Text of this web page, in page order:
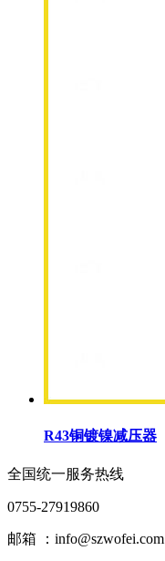
R43铜镀镍减压器
全国统一服务热线
0755-27919860
邮箱 ：info@szwofei.com